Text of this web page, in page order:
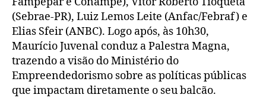
(Sebrae-PR), Luiz Lemos Leite (Anfac/Febraf) e
Elias Sfeir (ANBC). Logo após, às 10h30,
Maurício Juvenal conduz a Palestra Magna,
trazendo a visão do Ministério do
Empreendedorismo sobre as políticas públicas
que impactam diretamente o seu balcão.